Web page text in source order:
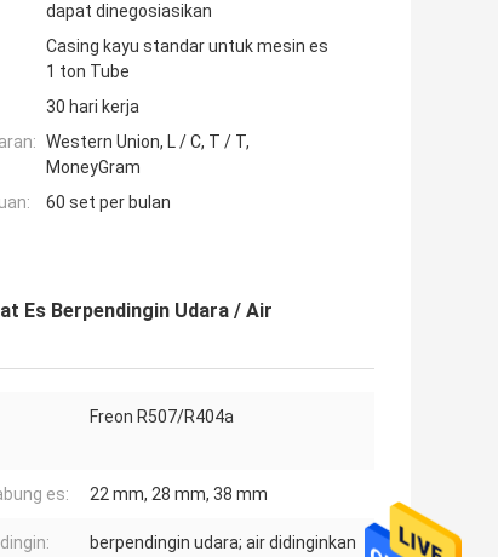
dapat dinegosiasikan
Casing kayu standar untuk mesin es
1 ton Tube
30 hari kerja
Western Union, L / C, T / T,
MoneyGram
60 set per bulan
Es Berpendingin Udara / Air
Freon R507/R404a
es: 22 mm, 28 mm, 38 mm
berpendingin udara; air didinginkan